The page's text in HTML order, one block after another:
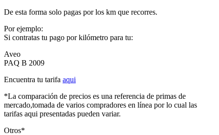
De esta forma solo pagas por los km que recorres.
Por ejemplo:
Si contratas tu pago por kilómetro para tu:
Aveo
PAQ B 2009
Encuentra tu tarifa aqui
*La comparación de precios es una referencia de primas de
mercado,tomada de varios compradores en línea por lo cual las
tarifas aqui presentadas pueden variar.
Otros*